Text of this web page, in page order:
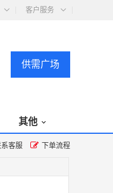
客户服务
供需广场
其他
客服 下单流程